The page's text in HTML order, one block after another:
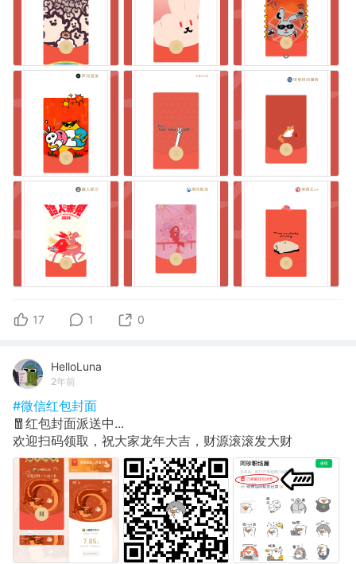
17 1 0
HelloLuna
2年前
#微信红包封面
🧧红包封面派送中...
欢迎扫码领取，祝大家龙年大吉，财源滚滚发大财